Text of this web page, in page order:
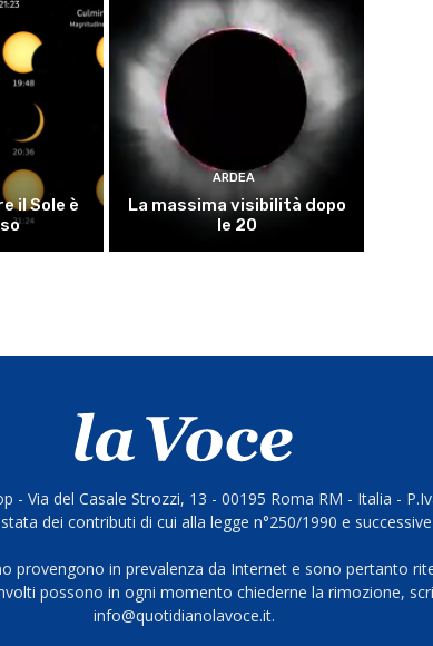
il Sole è
ARDEA
La massima visibilità dopo
le 20
- Via del Casale Strozzi, 13 - 00195 Roma RM - Italia -
dei contributi di cui alla legge n°250/1990 e
provengono in prevalenza da Internet e sono pertanto
possono in ogni momento chiederne la rimozione,
info@quotidianolavoce.it.